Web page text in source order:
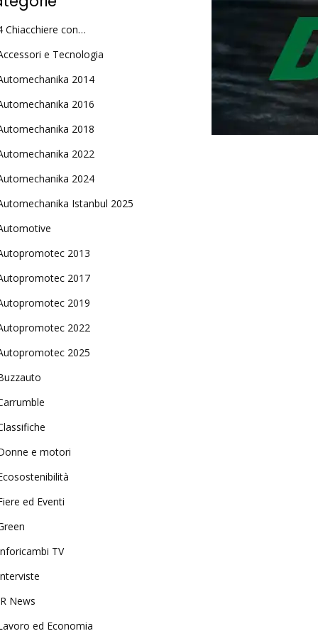
Chiacchiere con…
e Tecnologia
2014
2016
2018
2022
2024
Istanbul 2025
2013
2017
2019
2022
2025
e motori
ed Eventi
TV
News
ed Economia